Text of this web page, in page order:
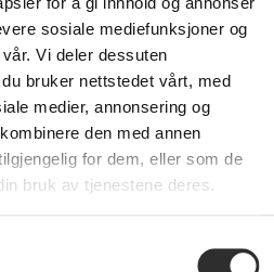
sosiale mediefunksjoner og
Vi deler dessuten
bruker nettstedet vårt, med
medier, annonsering og
den med annen
for dem, eller som de
bruk av tjenestene deres.